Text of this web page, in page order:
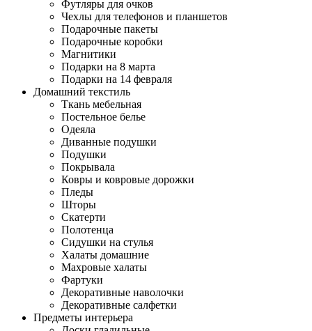
Футляры для очков
Чехлы для телефонов и планшетов
Подарочные пакеты
Подарочные коробки
Магнитики
Подарки на 8 марта
Подарки на 14 февраля
Домашний текстиль
Ткань мебельная
Постельное белье
Одеяла
Диванные подушки
Подушки
Покрывала
Ковры и ковровые дорожки
Пледы
Шторы
Скатерти
Полотенца
Сидушки на стулья
Халаты домашние
Махровые халаты
Фартуки
Декоративные наволочки
Декоративные салфетки
Предметы интерьера